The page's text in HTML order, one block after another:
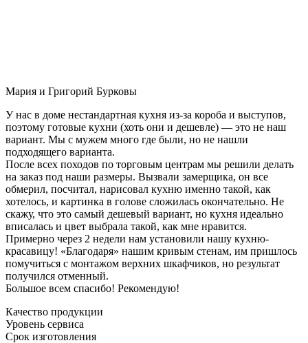
Мария и Григорий Бурковы
У нас в доме нестандартная кухня из-за короба и выступов,
поэтому готовые кухни (хоть они и дешевле) — это не наш
вариант. Мы с мужем много где были, но не нашли
подходящего варианта.
После всех походов по торговым центрам мы решили делать
на заказ под наши размеры. Вызвали замерщика, он все
обмерил, посчитал, нарисовал кухню именно такой, как
хотелось, и картинка в голове сложилась окончательно. Не
скажу, что это самый дешевый вариант, но кухня идеально
вписалась и цвет выбрала такой, как мне нравится.
Примерно через 2 недели нам установили нашу кухню-
красавицу! «Благодаря» нашим кривым стенам, им пришлось
помучиться с монтажом верхних шкафчиков, но результат
получился отменный.
Большое всем спасибо! Рекомендую!
Качество продукции
Уровень сервиса
Срок изготовления